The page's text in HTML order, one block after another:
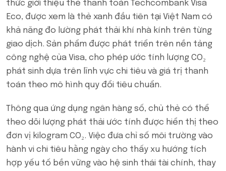
thức giới thiệu thẻ thanh toán Techcombank Visa
Eco, được xem là thẻ xanh đầu tiên tại Việt Nam có
khả năng đo lường phát thải khí nhà kính trên từng
giao dịch. Sản phẩm được phát triển trên nền tảng
công nghệ của Visa, cho phép ước tính lượng CO₂
phát sinh dựa trên lĩnh vực chi tiêu và giá trị thanh
toán theo mô hình quy đổi tiêu chuẩn.
Thông qua ứng dụng ngân hàng số, chủ thẻ có thể
theo dõi lượng phát thải ước tính được hiển thị theo
đơn vị kilogram CO₂. Việc đưa chỉ số môi trường vào
hành vi chi tiêu hằng ngày cho thấy xu hướng tích
hợp yếu tố bền vững vào hệ sinh thái tài chính, thay